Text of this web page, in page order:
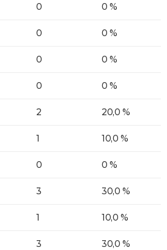
0 0 %
0 0 %
0 0 %
0 0 %
2 20,0 %
1 10,0 %
0 0 %
3 30,0 %
1 10,0 %
3 30,0 %